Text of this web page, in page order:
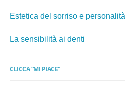
Estetica del sorriso e personalità
La sensibilità ai denti
CLICCA “MI PIACE”